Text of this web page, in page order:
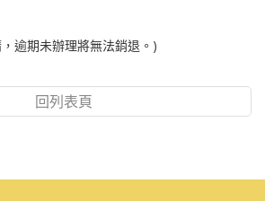
逾期未辦理將無法銷退。)
回列表頁